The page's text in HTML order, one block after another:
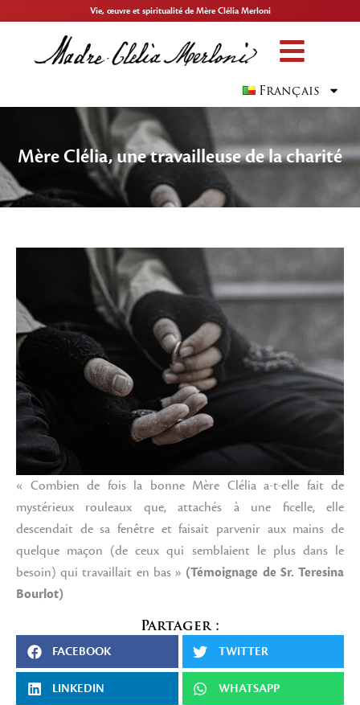
Vie, œuvre et spiritualité de Mère Clélia Merloni
Français
Mère Clélia, une travailleuse de la charité
« Combien de fois la bonne Mère Clélia a-t-elle fait de
mystérieux rouleaux que, attachés à une ficelle, elle
descendait de sa fenêtre et faisait parvenir aux mains de
quelque maçon (de ceux qui semblaient le plus dans le
besoin) qui travaillait en bas » (Témoignage de Sr. Teresina
Bourlot)
Partager :
FACEBOOK TWITTER
LINKEDIN WHATSAPP